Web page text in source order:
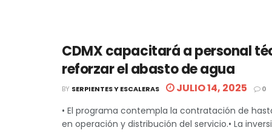
CDMX capacitará a personal
reforzar el abasto de agua
BY SERPIENTES Y ESCALERAS JULIO 14, 2025 0
• El programa contempla la contratación de
en operación y distribución del servicio.• La